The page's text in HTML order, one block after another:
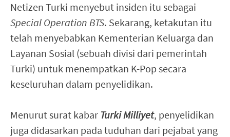
Netizen Turki menyebut insiden itu sebagai
Special Operation BTS. Sekarang, ketakutan itu
telah menyebabkan Kementerian Keluarga dan
Layanan Sosial (sebuah divisi dari pemerintah
Turki) untuk menempatkan K-Pop secara
keseluruhan dalam penyelidikan.
Menurut surat kabar Turki Milliyet, penyelidikan
juga didasarkan pada tuduhan dari pejabat yang